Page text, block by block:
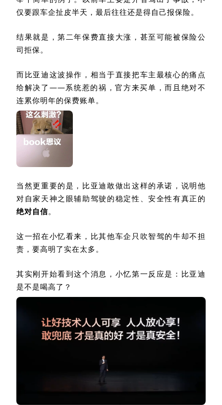
仅要跟车企扯皮半天，最后往往还是得自己报保险。
结果就是，第二年保费直接大涨，甚至可能被保险公
司拒保。
而比亚迪这波操作，相当于直接把车主最核心的痛点
给解决了——系统惹的祸，官方来买单，而且绝对不
连累你明年的保费账单。
当然更重要的是，比亚迪敢做出这样的承诺，说明他
对自家天神之眼辅助驾驶的稳定性、安全性有真正的
绝对自信。
这一招在小忆看来，比其他车企只吹智驾的牛却不担
责，要高明了实在太多。
其实刚开始看到这个消息，小忆第一反应是：比亚迪
是不是喝高了？